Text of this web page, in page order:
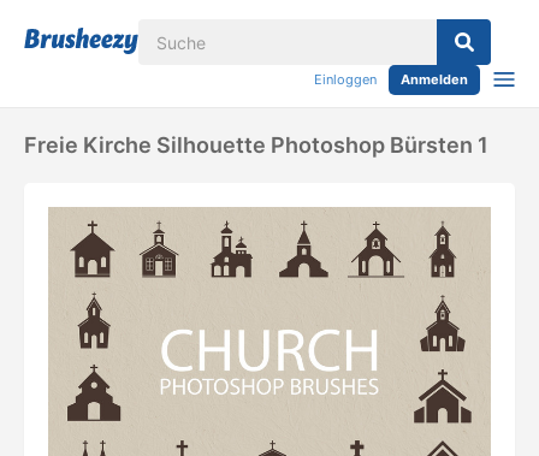
Einloggen Anmelden
Freie Kirche Silhouette Photoshop Bürsten 1